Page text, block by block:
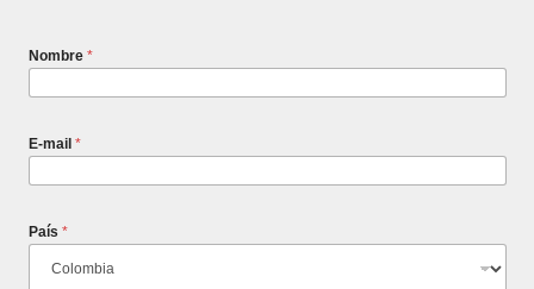
Nombre *
E-mail *
País *